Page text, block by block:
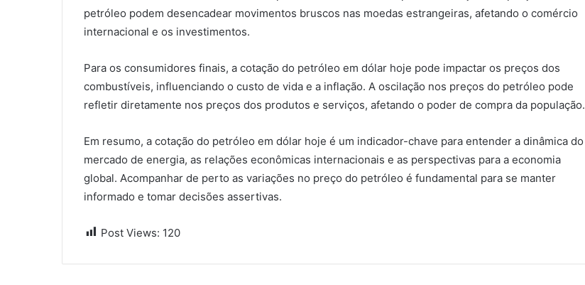
petróleo podem desencadear movimentos bruscos nas moedas estrangeiras, afetando o comércio
internacional e os investimentos.
Para os consumidores finais, a cotação do petróleo em dólar hoje pode impactar os preços dos
combustíveis, influenciando o custo de vida e a inflação. A oscilação nos preços do petróleo pode
refletir diretamente nos preços dos produtos e serviços, afetando o poder de compra da população.
Em resumo, a cotação do petróleo em dólar hoje é um indicador-chave para entender a dinâmica do
mercado de energia, as relações econômicas internacionais e as perspectivas para a economia
global. Acompanhar de perto as variações no preço do petróleo é fundamental para se manter
informado e tomar decisões assertivas.
Post Views: 120